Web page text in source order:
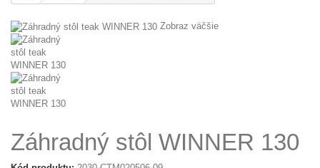
Zobraz väčšie
Záhradný stôl WINNER 130